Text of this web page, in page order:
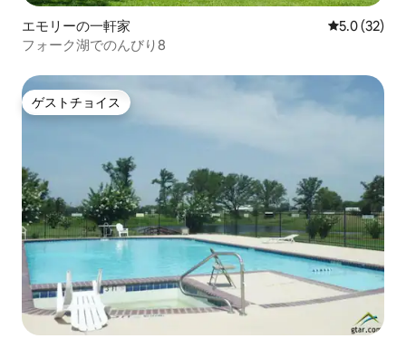
エモリーの一軒家 レビュー32
5.0 (32)
フォーク湖でのんびり8
ゲストチョイス
ゲストチョイス